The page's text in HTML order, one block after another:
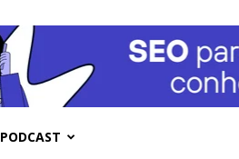
PODCAST